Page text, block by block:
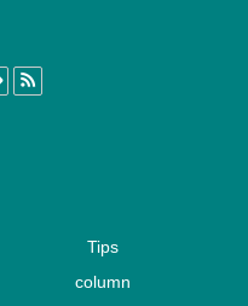
Tips
column